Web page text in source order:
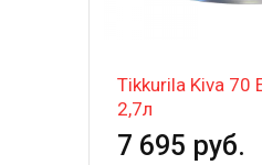
Tikkurila Kiva 70
2,7л
7 695 руб.